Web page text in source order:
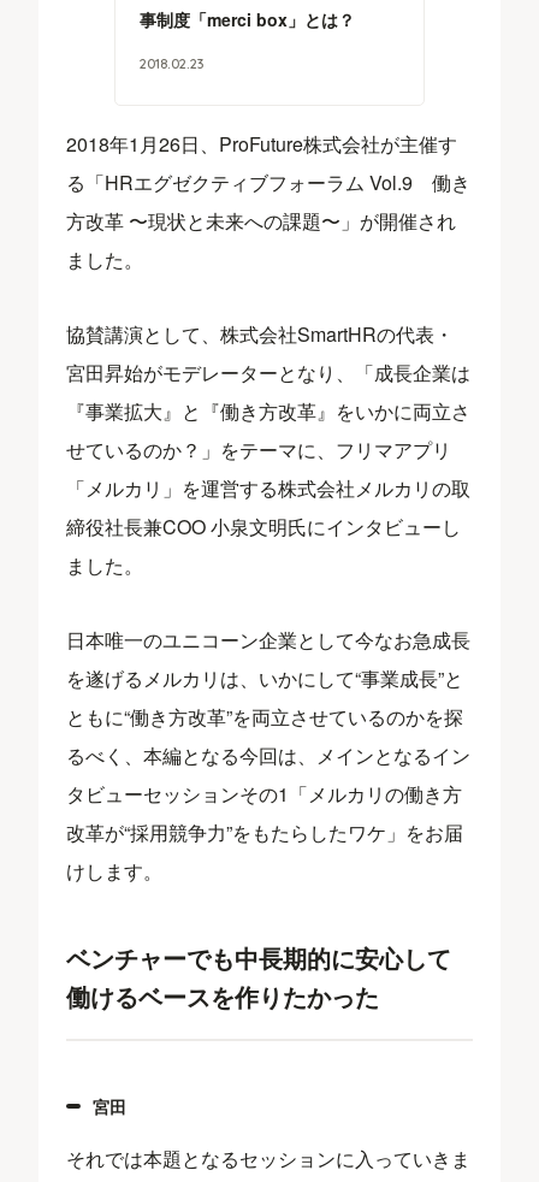
事制度「merci box」とは？
2018.02.23
2018年1月26日、ProFuture株式会社が主催す
る「HRエグゼクティブフォーラム Vol.9 働き
方改革 〜現状と未来への課題〜」が開催され
ました。
協賛講演として、株式会社SmartHRの代表・
宮田昇始がモデレーターとなり、「成長企業は
『事業拡大』と『働き方改革』をいかに両立さ
せているのか？」をテーマに、フリマアプリ
「メルカリ」を運営する株式会社メルカリの取
締役社長兼COO 小泉文明氏にインタビューし
ました。
日本唯一のユニコーン企業として今なお急成長
を遂げるメルカリは、いかにして“事業成長”と
ともに“働き方改革”を両立させているのかを探
るべく、本編となる今回は、メインとなるイン
タビューセッションその1「メルカリの働き方
改革が“採用競争力”をもたらしたワケ」をお届
けします。
ベンチャーでも中長期的に安心して
働けるベースを作りたかった
宮田
それでは本題となるセッションに入っていきま